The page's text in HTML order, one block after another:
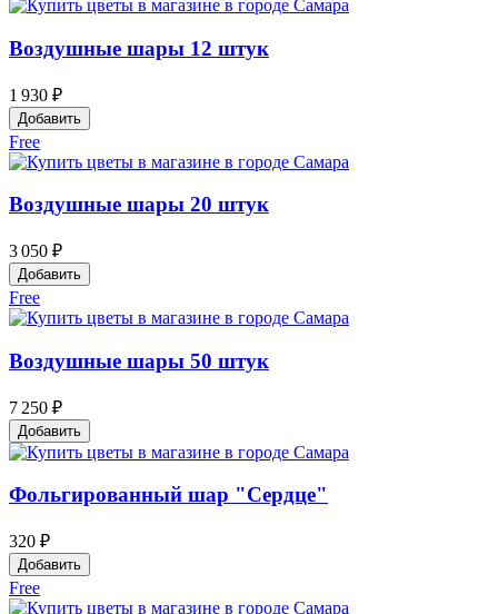
Воздушные шары 12 штук
1 930 ₽
Добавить
Free
Воздушные шары 20 штук
3 050 ₽
Добавить
Free
Воздушные шары 50 штук
7 250 ₽
Добавить
Фольгированный шар "Сердце"
320 ₽
Добавить
Free